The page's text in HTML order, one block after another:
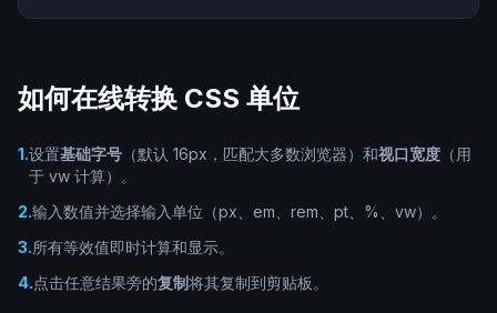
如何在线转换 CSS 单位
1.设置基础字号 （默认 16px，匹配大多数浏览器）和视口宽度 （用
于 vw 计算）。
2.输入数值并选择输入单位（px、em、rem、pt、%、vw）。
3.所有等效值即时计算和显示。
4.点击任意结果旁的复制将其复制到剪贴板。